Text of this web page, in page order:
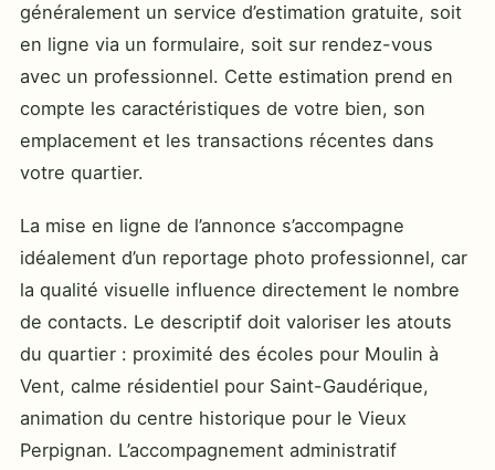
généralement un service d’estimation gratuite, soit
en ligne via un formulaire, soit sur rendez-vous
avec un professionnel. Cette estimation prend en
compte les caractéristiques de votre bien, son
emplacement et les transactions récentes dans
votre quartier.
La mise en ligne de l’annonce s’accompagne
idéalement d’un reportage photo professionnel, car
la qualité visuelle influence directement le nombre
de contacts. Le descriptif doit valoriser les atouts
du quartier : proximité des écoles pour Moulin à
Vent, calme résidentiel pour Saint-Gaudérique,
animation du centre historique pour le Vieux
Perpignan. L’accompagnement administratif